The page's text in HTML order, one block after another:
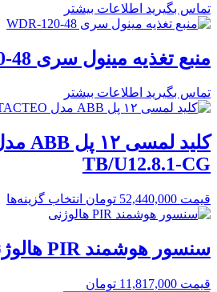
تماس بگیرید اطلاعات بیشتر
منبع تغذیه مینول سری WDR-120-48
تماس بگیرید اطلاعات بیشتر
TB/U12.8.1-CG
قیمت 52,440,000 تومان انتخاب گزینه‌ها
سنسور هوشمند PIR هالوژنی برند HDL
قیمت 11,817,000 تومان